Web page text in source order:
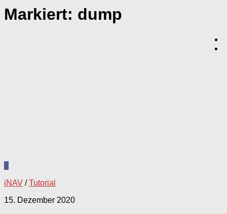
Markiert: dump
0
iNAV /Tutorial
15. Dezember 2020